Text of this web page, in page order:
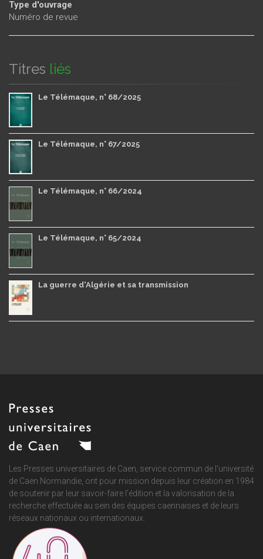
Type d'ouvrage
Numéro de revue
Titres liés
Le Télémaque, n° 68/2025
Le Télémaque, n° 67/2025
Le Télémaque, n° 66/2024
Le Télémaque, n° 65/2024
La guerre d'Algérie et sa transmission
Les Presses universitaires de Caen, service commun de l'université
de Caen Normandie , ont pour mission depuis leur création en 1984
de soutenir par leur savoir-faire l'édition et la valorisation de la
recherche effectuée au sein des équipes caennaises et de leurs
réseaux nationaux ou internationaux.